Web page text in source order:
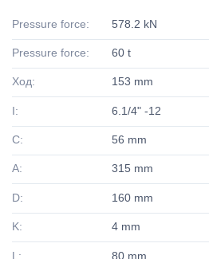
Pressure force: 578.2 kN
Pressure force: 60 t
Ход: 153 mm
I: 6.1/4" -12
C: 56 mm
A: 315 mm
D: 160 mm
K: 4 mm
L: 80 mm